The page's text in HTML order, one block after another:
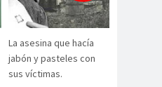
La asesina que hacía
jabón y pasteles con
sus víctimas.